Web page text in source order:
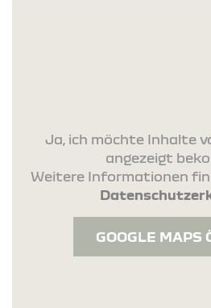
Ja, ich möchte Inhalte
angezeigt
Weitere Informationen
GOOGLE MAPS